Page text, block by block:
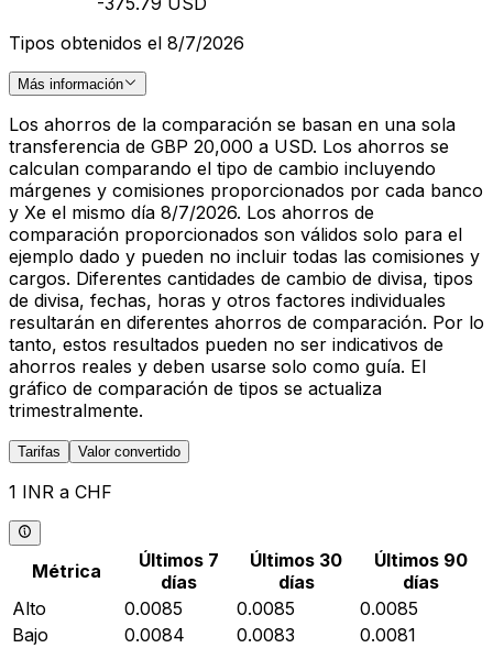
Tipos obtenidos el 8/7/2026
Más información
Los ahorros de la comparación se basan en una sola
transferencia de GBP 20,000 a USD. Los ahorros se
calculan comparando el tipo de cambio incluyendo
márgenes y comisiones proporcionados por cada banco
y Xe el mismo día 8/7/2026. Los ahorros de
comparación proporcionados son válidos solo para el
ejemplo dado y pueden no incluir todas las comisiones y
cargos. Diferentes cantidades de cambio de divisa, tipos
de divisa, fechas, horas y otros factores individuales
resultarán en diferentes ahorros de comparación. Por lo
tanto, estos resultados pueden no ser indicativos de
ahorros reales y deben usarse solo como guía. El
gráfico de comparación de tipos se actualiza
trimestralmente.
Tarifas Valor convertido
1 INR a CHF
Métrica
Últimos 7
días
Últimos 30
días
Últimos 90
días
Alto
0.0085 0.0085
0.0085
Bajo
0.0084 0.0083
0.0081